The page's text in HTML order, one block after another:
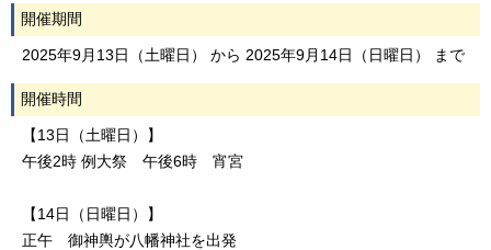
開催期間
2025年9月13日（土曜日） から 2025年9月14日（日曜日） まで
開催時間
【13日（土曜日）】
午後2時 例大祭 午後6時 宵宮
【14日（日曜日）】
正午 御神輿が八幡神社を出発